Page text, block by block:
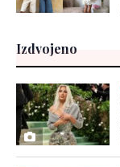
Izdvojeno